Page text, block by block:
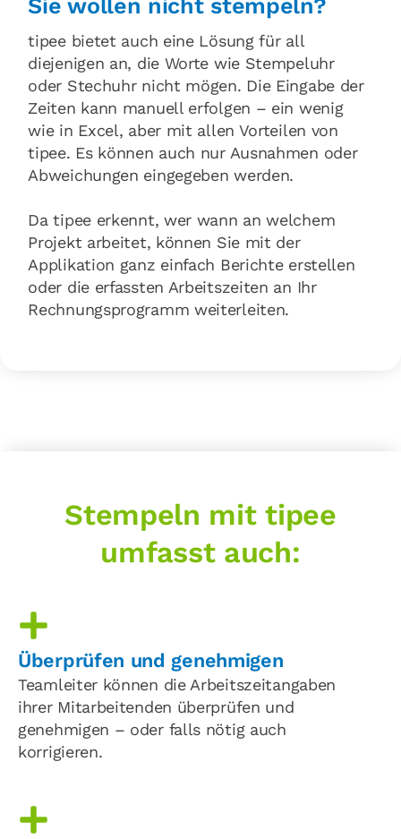
Sie wollen nicht stempeln?
tipee bietet auch eine Lösung für all
diejenigen an, die Worte wie Stempeluhr
oder Stechuhr nicht mögen. Die Eingabe der
Zeiten kann manuell erfolgen – ein wenig
wie in Excel, aber mit allen Vorteilen von
tipee. Es können auch nur Ausnahmen oder
Abweichungen eingegeben werden.
Da tipee erkennt, wer wann an welchem
Projekt arbeitet, können Sie mit der
Applikation ganz einfach Berichte erstellen
oder die erfassten Arbeitszeiten an Ihr
Rechnungsprogramm weiterleiten.
Stempeln mit tipee
umfasst auch:
Überprüfen und genehmigen
Teamleiter können die Arbeitszeitangaben
ihrer Mitarbeitenden überprüfen und
genehmigen – oder falls nötig auch
korrigieren.